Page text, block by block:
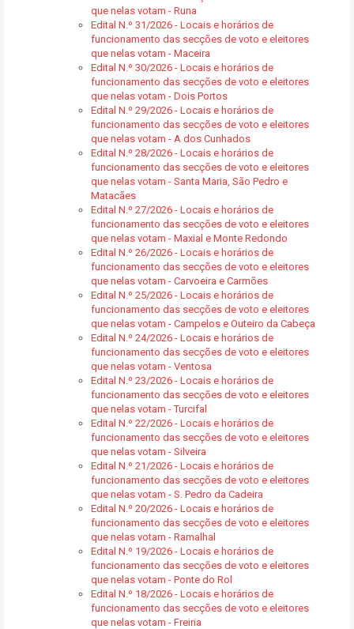
que nelas votam - Runa
Edital N.º 31/2026 - Locais e horários de
funcionamento das secções de voto e eleitores
que nelas votam - Maceira
Edital N.º 30/2026 - Locais e horários de
funcionamento das secções de voto e eleitores
que nelas votam - Dois Portos
Edital N.º 29/2026 - Locais e horários de
funcionamento das secções de voto e eleitores
que nelas votam - A dos Cunhados
Edital N.º 28/2026 - Locais e horários de
funcionamento das secções de voto e eleitores
que nelas votam - Santa Maria, São Pedro e
Matacães
Edital N.º 27/2026 - Locais e horários de
funcionamento das secções de voto e eleitores
que nelas votam - Maxial e Monte Redondo
Edital N.º 26/2026 - Locais e horários de
funcionamento das secções de voto e eleitores
que nelas votam - Carvoeira e Carmões
Edital N.º 25/2026 - Locais e horários de
funcionamento das secções de voto e eleitores
que nelas votam - Campelos e Outeiro da Cabeça
Edital N.º 24/2026 - Locais e horários de
funcionamento das secções de voto e eleitores
que nelas votam - Ventosa
Edital N.º 23/2026 - Locais e horários de
funcionamento das secções de voto e eleitores
que nelas votam - Turcifal
Edital N.º 22/2026 - Locais e horários de
funcionamento das secções de voto e eleitores
que nelas votam - Silveira
Edital N.º 21/2026 - Locais e horários de
funcionamento das secções de voto e eleitores
que nelas votam - S. Pedro da Cadeira
Edital N.º 20/2026 - Locais e horários de
funcionamento das secções de voto e eleitores
que nelas votam - Ramalhal
Edital N.º 19/2026 - Locais e horários de
funcionamento das secções de voto e eleitores
que nelas votam - Ponte do Rol
Edital N.º 18/2026 - Locais e horários de
funcionamento das secções de voto e eleitores
que nelas votam - Freiria